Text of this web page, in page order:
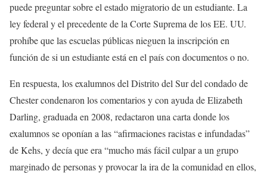
puede preguntar sobre el estado migratorio de un estudiante. La
ley federal y el precedente de la Corte Suprema de los EE. UU.
prohíbe que las escuelas públicas nieguen la inscripción en
función de si un estudiante está en el país con documentos o no.
En respuesta, los exalumnos del Distrito del Sur del condado de
Chester condenaron los comentarios y con ayuda de Elizabeth
Darling, graduada en 2008, redactaron una carta donde los
exalumnos se oponían a las “afirmaciones racistas e infundadas”
de Kehs, y decía que era “mucho más fácil culpar a un grupo
marginado de personas y provocar la ira de la comunidad en ellos,